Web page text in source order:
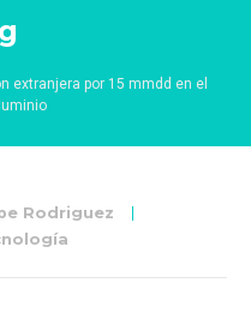
extranjera por 15 mmdd en el
Rodriguez